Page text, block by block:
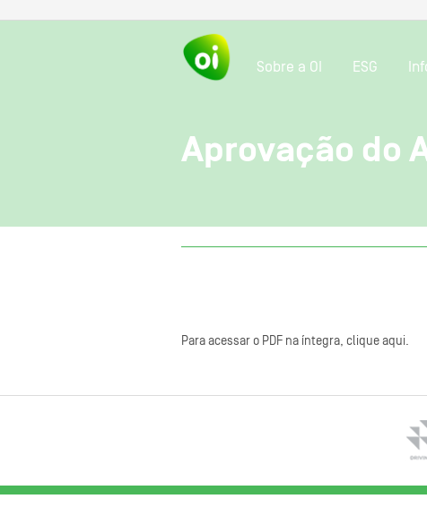
Sobre a OI ESG
Aprovação do
Para acessar o PDF na íntegra, clique aqui.